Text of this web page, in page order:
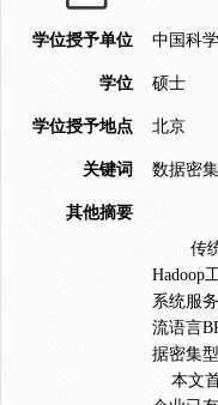
学位授予单位
中国科
学位
硕士
学位授予地点
北京
关键词
数据密
其他摘要
传
Hadoop
系统服
流语言
据密集
本文首